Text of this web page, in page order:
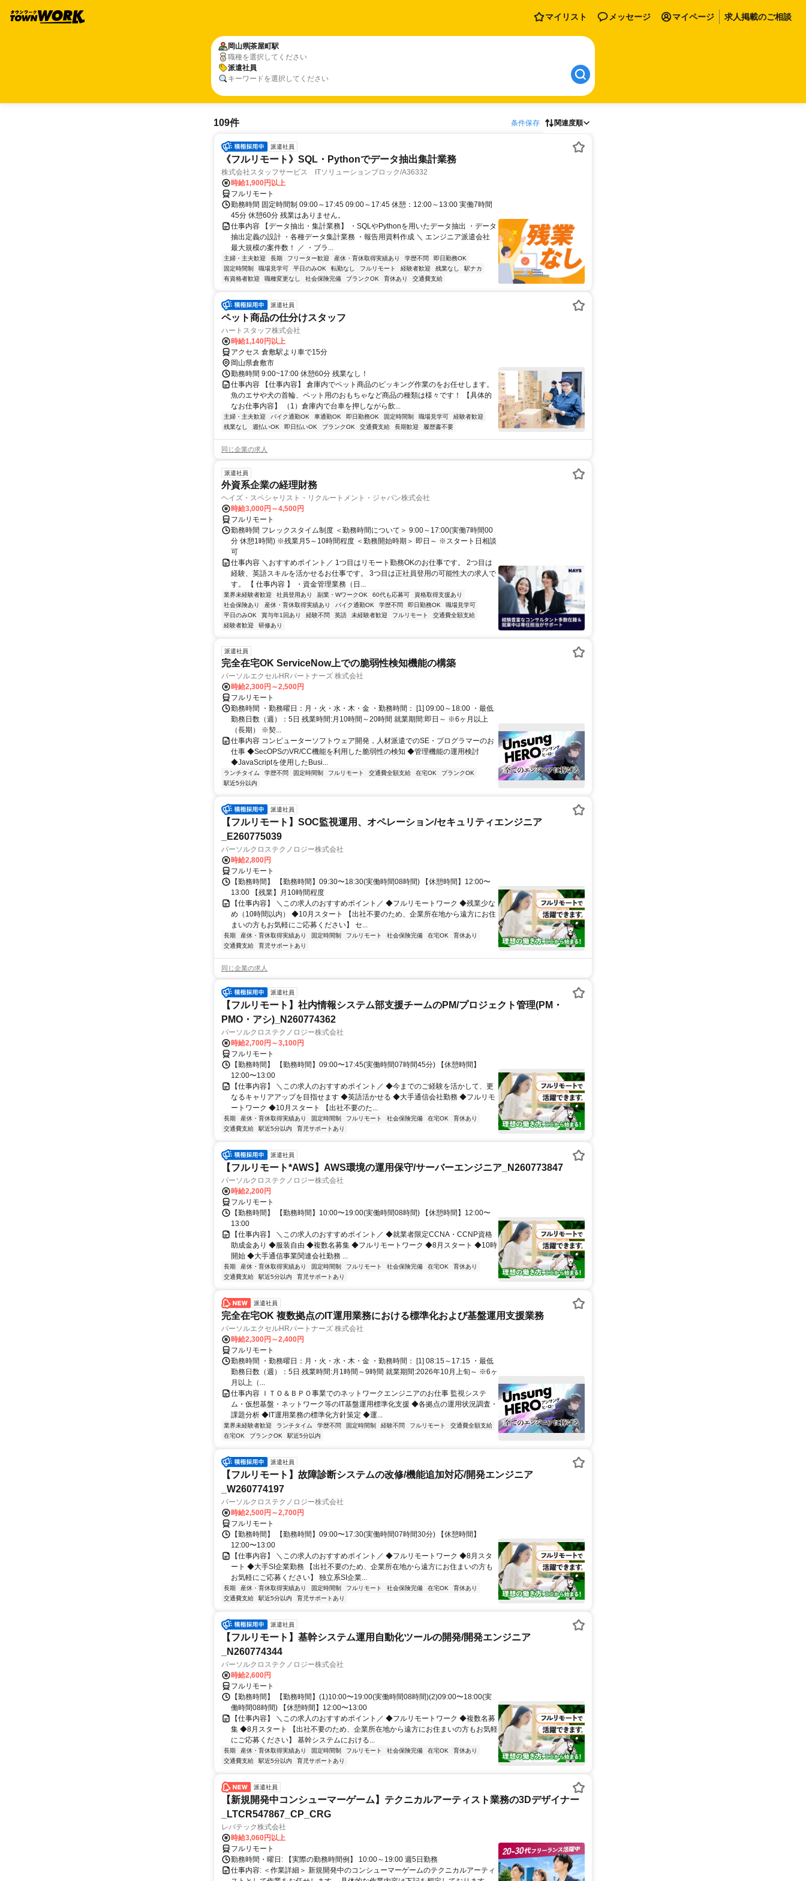
マイリスト メッセージ マイページ 求人掲載のご相談
岡山県茶屋町駅
職種を選択してください
派遣社員
キーワードを選択してください
109件 条件保存 関連度順
派遣社員
《フルリモート》SQL・Pythonでデータ抽出集計業務
株式会社スタッフサービス ITソリューションブロック/A36332
時給1,900円以上
フルリモート
勤務時間 固定時間制 09:00～17:45 09:00～17:45 休憩：12:00～13:00 実働7時間
45分 休憩60分 残業はありません。
仕事内容 【データ抽出・集計業務】 ・SQLやPythonを用いたデータ抽出 ・データ
抽出定義の設計 ・各種データ集計業務 ・報告用資料作成 ＼ エンジニア派遣会社
最大規模の案件数！ ／ ・ブラ...
主婦・主夫歓迎 長期 フリーター歓迎 産休・育休取得実績あり 学歴不問
即日勤務OK
固定時間制
職場見学可 平日のみOK 転勤なし フルリモート 経験者歓迎 残業なし
駅ナカ
有資格者歓迎
職種変更なし 社会保険完備 ブランクOK 育休あり 交通費支給
派遣社員
ペット商品の仕分けスタッフ
ハートスタッフ株式会社
時給1,140円以上
アクセス 倉敷駅より車で15分
岡山県倉敷市
勤務時間 9:00~17:00 休憩60分 残業なし！
仕事内容 【仕事内容】 倉庫内でペット商品のピッキング作業のをお任せします。
魚のエサや犬の首輪、ペット用のおもちゃなど商品の種類は様々です！ 【具体的
なお仕事内容】 （1）倉庫内で台車を押しながら飲...
主婦・主夫歓迎 バイク通勤OK 車通勤OK 即日勤務OK 固定時間制 職場見学可
経験者歓迎
残業なし
週払いOK 即日払いOK ブランクOK 交通費支給 長期歓迎 履歴書不要
同じ企業の求人
派遣社員
外資系企業の経理財務
ヘイズ・スペシャリスト・リクルートメント・ジャパン株式会社
時給3,000円～4,500円
フルリモート
勤務時間 フレックスタイム制度 ＜勤務時間について＞ 9:00～17:00(実働7時間00
分 休憩1時間) ※残業月5～10時間程度 ＜勤務開始時期＞ 即日～ ※スタート日相談
可
仕事内容 ＼おすすめポイント／ 1つ目はリモート勤務OKのお仕事です。 2つ目は
経験、英語スキルを活かせるお仕事です。 3つ目は正社員登用の可能性大の求人で
す。 【 仕事内容 】 ・資金管理業務（日...
業界未経験者歓迎 社員登用あり 副業・WワークOK 60代も応募可
資格取得支援あり
社会保険あり
産休・育休取得実績あり バイク通勤OK 学歴不問 即日勤務OK
職場見学可
平日のみOK
賞与年1回あり 経験不問 英語 未経験者歓迎 フルリモート
交通費全額支給
経験者歓迎
研修あり
派遣社員
完全在宅OK ServiceNow上での脆弱性検知機能の構築
パーソルエクセルHRパートナーズ 株式会社
時給2,300円～2,500円
フルリモート
勤務時間 ・勤務曜日：月・火・水・木・金 ・勤務時間： [1] 09:00～18:00 ・最低
勤務日数（週）：5日 残業時間:月10時間～20時間 就業期間:即日～ ※6ヶ月以上
（長期） ※契...
仕事内容 コンピューターソフトウェア開発，人材派遣でのSE・プログラマーのお
仕事 ◆SecOPSのVR/CC機能を利用した脆弱性の検知 ◆管理機能の運用検討
◆JavaScriptを使用したBusi...
ランチタイム 学歴不問 固定時間制 フルリモート 交通費全額支給 在宅OK
ブランクOK
駅近5分以内
派遣社員
【フルリモート】SOC監視運用、オペレーション/セキュリティエンジニア
_E260775039
パーソルクロステクノロジー株式会社
時給2,800円
フルリモート
【勤務時間】 【勤務時間】09:30〜18:30(実働時間08時間) 【休憩時間】12:00〜
13:00 【残業】月10時間程度
【仕事内容】 ＼この求人のおすすめポイント／ ◆フルリモートワーク ◆残業少な
め（10時間以内） ◆10月スタート 【出社不要のため、企業所在地から遠方にお住
まいの方もお気軽にご応募ください】 セ...
長期 産休・育休取得実績あり 固定時間制 フルリモート 社会保険完備 在宅OK
育休あり
交通費支給
育児サポートあり
同じ企業の求人
派遣社員
【フルリモート】社内情報システム部支援チームのPM/プロジェクト管理(PM・
PMO・アシ)_N260774362
パーソルクロステクノロジー株式会社
時給2,700円～3,100円
フルリモート
【勤務時間】 【勤務時間】09:00〜17:45(実働時間07時間45分) 【休憩時間】
12:00〜13:00
【仕事内容】 ＼この求人のおすすめポイント／ ◆今までのご経験を活かして、更
なるキャリアアップを目指せます ◆英語活かせる ◆大手通信会社勤務 ◆フルリモ
ートワーク ◆10月スタート 【出社不要のた...
長期 産休・育休取得実績あり 固定時間制 フルリモート 社会保険完備 在宅OK
育休あり
交通費支給
駅近5分以内 育児サポートあり
派遣社員
【フルリモート*AWS】AWS環境の運用保守/サーバーエンジニア_N260773847
パーソルクロステクノロジー株式会社
時給2,200円
フルリモート
【勤務時間】 【勤務時間】10:00〜19:00(実働時間08時間) 【休憩時間】12:00〜
13:00
【仕事内容】 ＼この求人のおすすめポイント／ ◆就業者限定CCNA・CCNP資格
助成金あり ◆服装自由 ◆複数名募集 ◆フルリモートワーク ◆8月スタート ◆10時
開始 ◆大手通信事業関連会社勤務 ...
長期 産休・育休取得実績あり 固定時間制 フルリモート 社会保険完備 在宅OK
育休あり
交通費支給
駅近5分以内 育児サポートあり
派遣社員
完全在宅OK 複数拠点のIT運用業務における標準化および基盤運用支援業務
パーソルエクセルHRパートナーズ 株式会社
時給2,300円～2,400円
フルリモート
勤務時間 ・勤務曜日：月・火・水・木・金 ・勤務時間： [1] 08:15～17:15 ・最低
勤務日数（週）：5日 残業時間:月1時間～9時間 就業期間:2026年10月上旬～ ※6ヶ
月以上（...
仕事内容 ＩＴＯ＆ＢＰＯ事業でのネットワークエンジニアのお仕事 監視システ
ム・仮想基盤・ネットワーク等のIT基盤運用標準化支援 ◆各拠点の運用状況調査・
課題分析 ◆IT運用業務の標準化方針策定 ◆運...
業界未経験者歓迎 ランチタイム 学歴不問 固定時間制 経験不問 フルリモート
交通費全額支給
在宅OK
ブランクOK 駅近5分以内
派遣社員
【フルリモート】故障診断システムの改修/機能追加対応/開発エンジニア
_W260774197
パーソルクロステクノロジー株式会社
時給2,500円～2,700円
フルリモート
【勤務時間】 【勤務時間】09:00〜17:30(実働時間07時間30分) 【休憩時間】
12:00〜13:00
【仕事内容】 ＼この求人のおすすめポイント／ ◆フルリモートワーク ◆8月スタ
ート ◆大手SI企業勤務 【出社不要のため、企業所在地から遠方にお住まいの方も
お気軽にご応募ください】 独立系SI企業...
長期 産休・育休取得実績あり 固定時間制 フルリモート 社会保険完備 在宅OK
育休あり
交通費支給
駅近5分以内 育児サポートあり
派遣社員
【フルリモート】基幹システム運用自動化ツールの開発/開発エンジニア
_N260774344
パーソルクロステクノロジー株式会社
時給2,600円
フルリモート
【勤務時間】 【勤務時間】(1)10:00〜19:00(実働時間08時間)(2)09:00〜18:00(実
働時間08時間) 【休憩時間】12:00〜13:00
【仕事内容】 ＼この求人のおすすめポイント／ ◆フルリモートワーク ◆複数名募
集 ◆8月スタート 【出社不要のため、企業所在地から遠方にお住まいの方もお気軽
にご応募ください】 基幹システムにおける...
長期 産休・育休取得実績あり 固定時間制 フルリモート 社会保険完備 在宅OK
育休あり
交通費支給
駅近5分以内 育児サポートあり
派遣社員
【新規開発中コンシューマーゲーム】テクニカルアーティスト業務の3Dデザイナー
_LTCR547867_CP_CRG
レバテック株式会社
時給3,060円以上
フルリモート
勤務時間・曜日: 【実際の勤務時間例】 10:00～19:00 週5日勤務
仕事内容: ＜作業詳細＞ 新規開発中のコンシューマーゲームのテクニカルアーティ